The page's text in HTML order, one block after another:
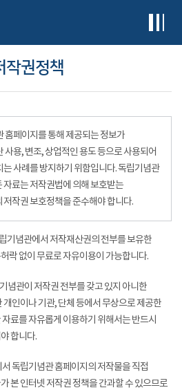
작권정책
홈페이지를 통해 제공되는 정보가
사용, 변조, 상업적인 용도 등으로 사용되어
사례를 방지하기 위함입니다. 독립기념관
료는 저작권법에 의해 보호받는
작권 보호정책을 준수해야 합니다.
기념관에서 저작재산권의 전부를 보유한
락 없이 무료로 자유이용이 가능합니다.
념관이 저작권 전부를 갖고 있지 아니한
인이나 기관, 단체 등에서 무상으로 제공한
료를 자유롭게 이용하기 위해서는 반드시
합니다.
독립기념관 홈페이지의 저작물을 직접
본 인터넷 저작권 정책을 간과할 수 있으므로